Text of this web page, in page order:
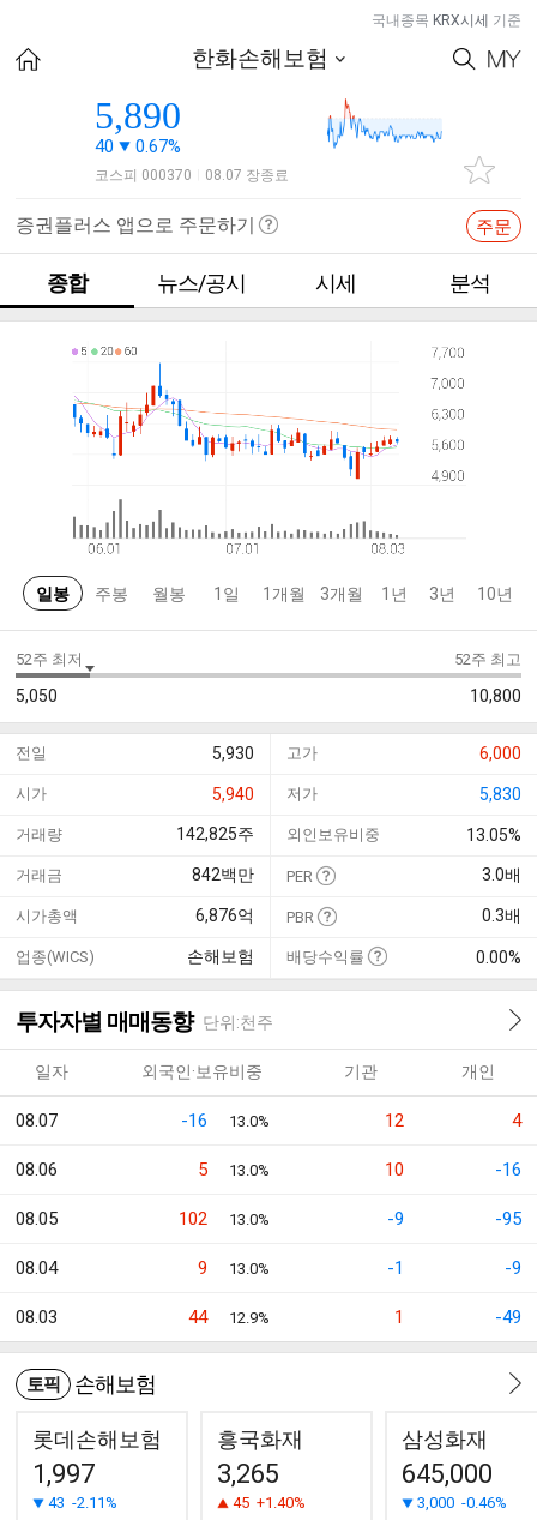
국내종목 KRX시세 기준
한화손해보험
5,890
40 0.67%
코스피 000370 08.07 장종료
증권플러스 앱으로 주문하기 주문
종합 뉴스/공시 시세 분석
일봉 주봉 월봉 1일 1개월 3개월 1년 3년 10년
52주 최저
5,050
52주 최고
10,800
전일 5,930 고가 6,000
시가 5,940 저가 5,830
거래량 142,825주 외인보유비중 13.05%
거래금 842백만 PER 3.0배
시가총액 6,876억 PBR 0.3배
업종(WICS) 손해보험 배당수익률 0.00%
투자자별 매매동향 단위:천주
일자 외국인·보유비중 기관 개인
08.07 -16 13.0% 12 4
08.06 5 13.0% 10 -16
08.05 102 13.0% -9 -95
08.04 9 13.0% -1 -9
08.03 44 12.9% 1 -49
토픽 손해보험
롯데손해보험
1,997
43 -2.11%
흥국화재
3,265
45 +1.40%
삼성화재
645,000
3,000 -0.46%